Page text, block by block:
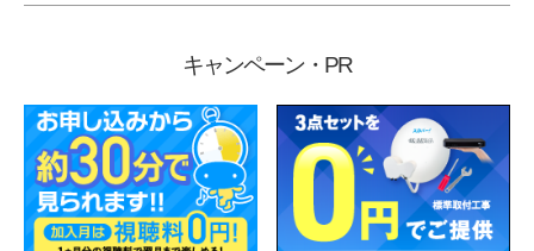
キャンペーン・PR